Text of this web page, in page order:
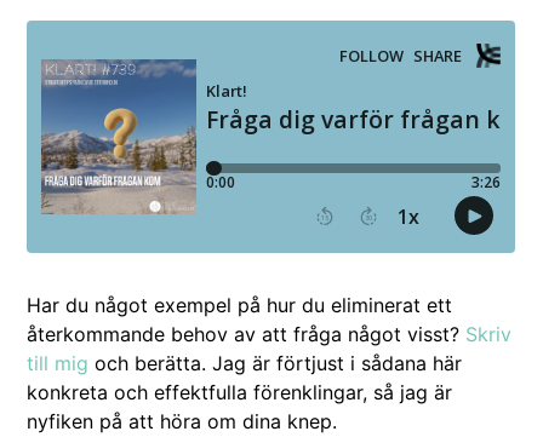
Har du något exem­pel på hur du elim­in­er­at ett
återkom­mande behov av att frå­ga något visst? Skriv
till mig och berät­ta. Jag är förtjust i sådana här
konkre­ta och effek­t­ful­la fören­klin­gar, så jag är
nyfiken på att höra om dina knep.